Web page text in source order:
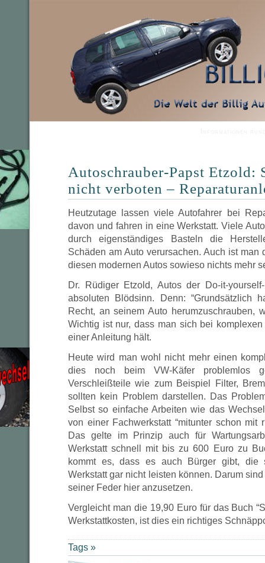
Autoschrauber-Papst Etzold:
nicht verboten –
Heutzutage lassen viele Autofahrer bei
davon und fahren in eine Werkstatt. Viele
durch eigenständiges Basteln die
Schäden am Auto verursachen. Auch ist man
diesen modernen Autos sowieso nichts mehr
Dr. Rüdiger Etzold, Autos der Do-it-
absoluten Blödsinn. Denn: “Grundsätzlich
Recht, an seinem Auto herumzuschrauben,
Wichtig ist nur, dass man sich bei
einer Anleitung hält.
Heute wird man wohl nicht mehr einen
dies noch beim VW-Käfer problemlos
Verschleißteile wie zum Beispiel Filter,
sollten kein Problem darstellen. Das
Selbst so einfache Arbeiten wie das
von einer Fachwerkstatt “mitunter schon mit
Das gelte im Prinzip auch für
Werkstatt schnell mit bis zu 600 Euro zu
kommt es, dass es auch Bürger gibt,
Werkstatt gar nicht leisten können. Darum
seiner Feder hier anzusetzen.
Vergleicht man die 19,90 Euro für das Buch
Werkstattkosten, ist dies ein richtiges
Tags »